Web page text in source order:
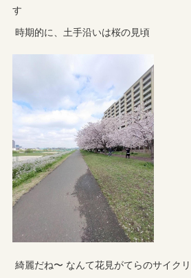
す
時期的に、土手沿いは桜の見頃
綺麗だね〜 なんて花見がてらのサイク